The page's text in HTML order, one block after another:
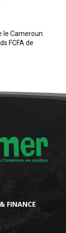
le Cameroun
FCFA de
FINANCE